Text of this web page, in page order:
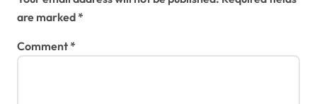
are marked*
Comment*